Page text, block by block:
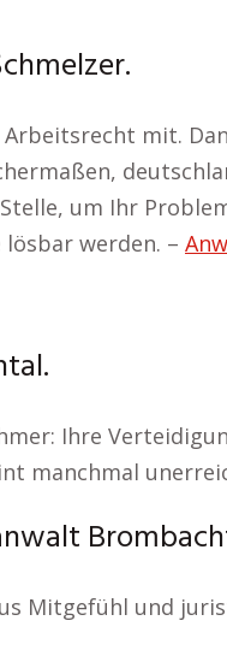
mit.
um Ihr
werden. –
Ihre
manchmal
Mitgefühl und